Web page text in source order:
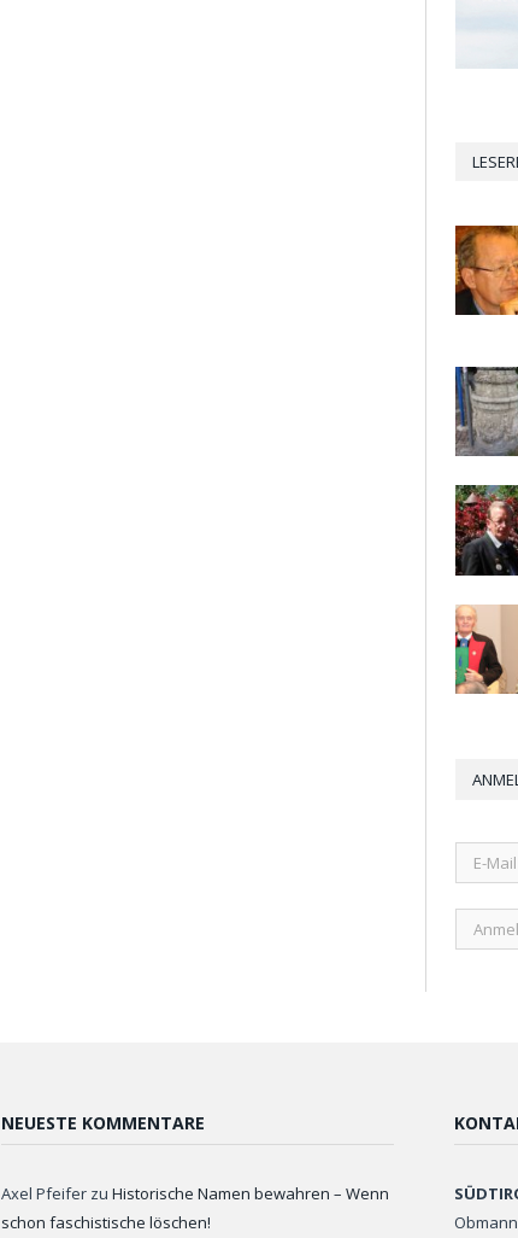
NEUESTE KOMMENTARE
Axel Pfeifer zu Historische Namen bewahren – Wenn
schon faschistische löschen!